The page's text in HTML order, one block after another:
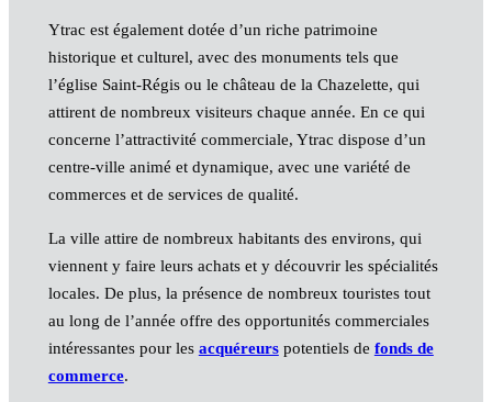
Ytrac est également dotée d’un riche patrimoine
historique et culturel, avec des monuments tels que
l’église Saint-Régis ou le château de la Chazelette, qui
attirent de nombreux visiteurs chaque année. En ce qui
concerne l’attractivité commerciale, Ytrac dispose d’un
centre-ville animé et dynamique, avec une variété de
commerces et de services de qualité.
La ville attire de nombreux habitants des environs, qui
viennent y faire leurs achats et y découvrir les spécialités
locales. De plus, la présence de nombreux touristes tout
au long de l’année offre des opportunités commerciales
intéressantes pour les acquéreurspotentiels de fonds de
commerce.